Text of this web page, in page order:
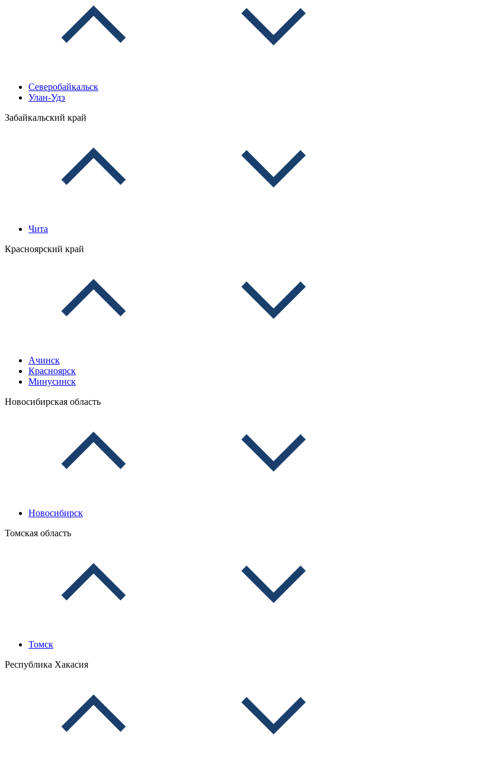
Северобайкальск
Улан-Удэ
Забайкальский край
Чита
Красноярский край
Ачинск
Красноярск
Минусинск
Новосибирская область
Новосибирск
Томская область
Томск
Республика Хакасия